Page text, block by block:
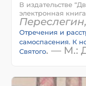
В издательстве
электронная
Отречения и
самоспасения. К
Святого. — М.: